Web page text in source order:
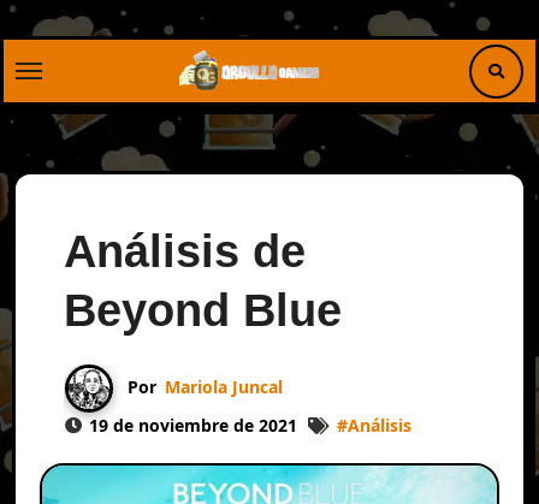
Saltar
Análisis de
Beyond Blue
Por Mariola Juncal
19 de noviembre de 2021
#Análisis